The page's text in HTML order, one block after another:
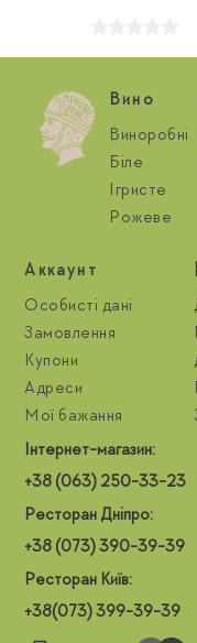
Вино
Виноробні
Біле
Ігристе
Рожеве
Aккаунт
Особисті дані
Замовлення
Купони
Адреси
Мої бажання
Інтернет-магазин:
+38 (063) 250-33-23
Ресторан Дніпро:
+38 (073) 390-39-39
Ресторан Київ:
+38(073) 399-39-39